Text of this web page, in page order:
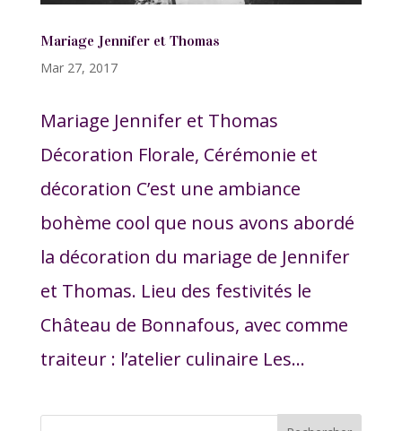
Mariage Jennifer et Thomas
Mar 27, 2017
Mariage Jennifer et Thomas
Décoration Florale, Cérémonie et
décoration C’est une ambiance
bohème cool que nous avons abordé
la décoration du mariage de Jennifer
et Thomas. Lieu des festivités le
Château de Bonnafous, avec comme
traiteur : l’atelier culinaire Les...